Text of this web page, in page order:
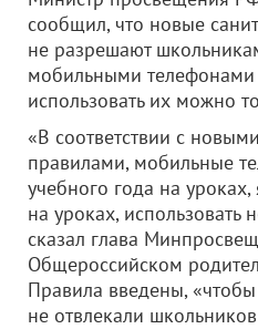
сообщил, что новые
не разрешают
мобильными телефонами
использовать их можно
«В соответствии с
правилами, мобильные
учебного года на
на уроках, использовать
сказал глава
Общероссийском
Правила введены,
не отвлекали